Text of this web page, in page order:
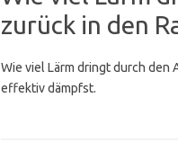
zurück in den
Wie viel Lärm dringt durch den
effektiv dämpfst.